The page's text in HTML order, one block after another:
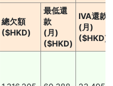
總欠額
($HKD)
最低還
款
(月)
($HKD)
IVA還款
(月)
($HKD)